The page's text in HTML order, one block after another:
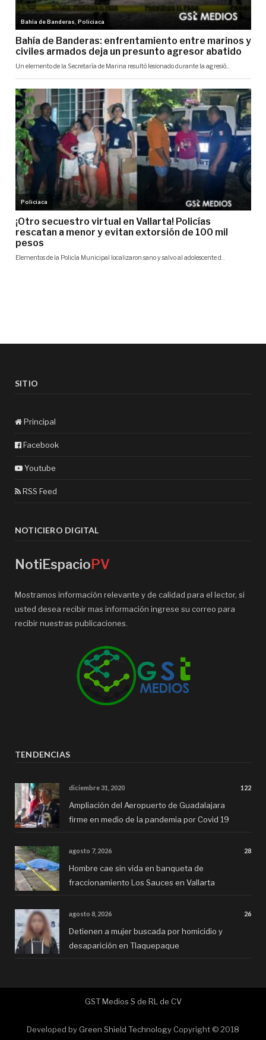
SITIO
Principal
Facebook
Youtube
RSS Feed
NOTICIERO DIGITAL
NotiEspacioPV
Mostramos información relevante y de calidad para el lector, si
usted desea recibir mas información ingrese su correo para
recibir nuestras publicaciones.
TENDENCIAS
diciembre 31, 2020 122
Ampliación del Aeropuerto de Guadalajara
firme en medio de la pandemia por Covid 19
agosto 7, 2026 28
Hombre cae sin vida en banqueta de
fraccionamiento Los Sauces en Vallarta
agosto 8, 2026 26
Detienen a mujer buscada por homicidio y
desaparición en Tlaquepaque
GST Medios S de RL de CV
Developed by Green Shield Technology Copyright © 2018